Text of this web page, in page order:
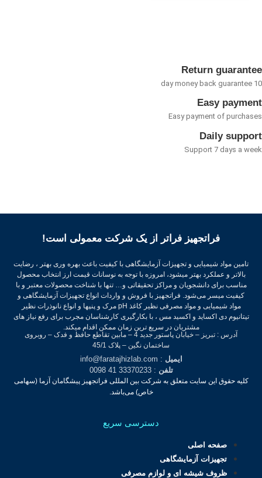
Return
Easy
Easy payment of
Daily
Support 7 days a
فراتجهیز فراتر از یک شرکت معمولی است!
تامین مواد شیمیایی و تجهیزات آزمایشگاهی با کیفیت باعث بهره وری بهتر ، رضایت
بالاتر و عملکرد بهتر میشود، امروزه با توجه به نوسانات قیمت ارز انتخاب محصول
مناسب برای دانشجویان و مراکز تحقیقاتی و… تنها با شناخت محصولات معتبر و با
کیفیت میسر می‌شود.فراتجهیز با فروش و واردات انواع تجهیزات آزمایشگاهی و
مواد شیمیایی و مواد مصرفی نظیر کاغذ pH مرک و پنپها و انواع نانوذرات نظیر
تیتانیوم دی اکساید و اکسید مس ، با بکارگیری کارشناسان مجرب برای رفع نیاز های
مشتریان در سریع ترین زمان ممکن اقدام میکند.
آدرس : تبریز – خیابان پاستور جدید 4 – مابین تقاطع حافظ و فدک – روبروی
ساختمان نگین – پلاک 45/1
ایمیل: info@faratajhizlab.com
تلفن: 33370233 41 0098
کلیه حقوق این سایت متعلق به شرکت بین المللی فراتجهیز پیشگامان آزما (سهامی
خاص) می‌باشد.
دسترسی سریع
صفحه اصلی
تجهیزات آزمایشگاهی
ظروف شیشه ای و لوازم مصرفی